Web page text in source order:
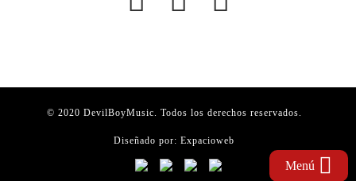
Menú
© 2020 DevilBoyMusic. Todos los derechos reservados.
Diseñado por: Expacioweb